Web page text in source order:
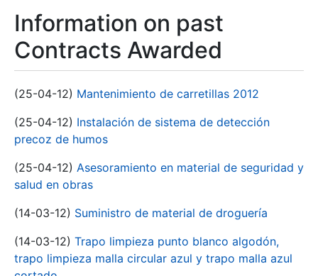
Information on past
Contracts Awarded
(25-04-12) Mantenimiento de carretillas 2012
(25-04-12) Instalación de sistema de detección
precoz de humos
(25-04-12) Asesoramiento en material de seguridad y
salud en obras
(14-03-12) Suministro de material de droguería
(14-03-12) Trapo limpieza punto blanco algodón,
trapo limpieza malla circular azul y trapo malla azul